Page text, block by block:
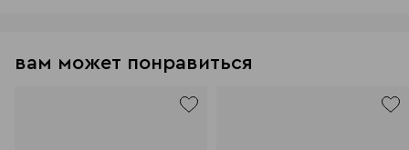
вам может понравиться